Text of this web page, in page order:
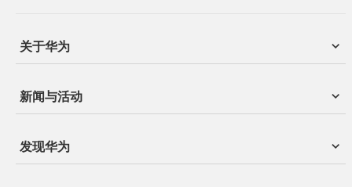
关于华为
新闻与活动
发现华为